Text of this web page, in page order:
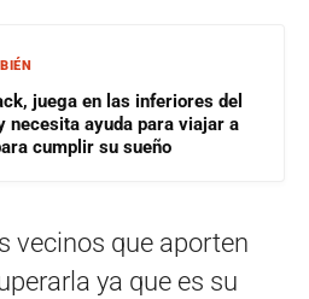
juega en las inferiores del
necesita ayuda para viajar a
cumplir su sueño
vecinos que aporten
ya que es su